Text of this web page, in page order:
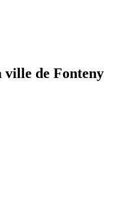
ville de Fonteny